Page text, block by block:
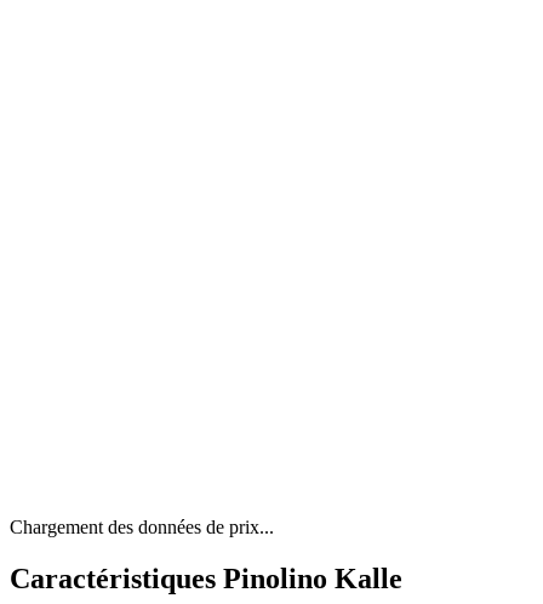
Chargement des données de prix...
Caractéristiques Pinolino Kalle